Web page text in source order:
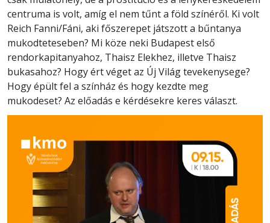
centruma is volt, amíg el nem tűnt a föld színéről. Ki volt
Reich Fanni/Fáni, aki főszerepet játszott a bűntanya
mukodteteseben? Mi köze neki Budapest első
rendorkapitanyahoz, Thaisz Elekhez, illetve Thaisz
bukasahoz? Hogy ért véget az Új Világ tevekenysege?
Hogy épült fel a színház és hogy kezdte meg
mukodeset? Az előadás e kérdésekre keres választ.